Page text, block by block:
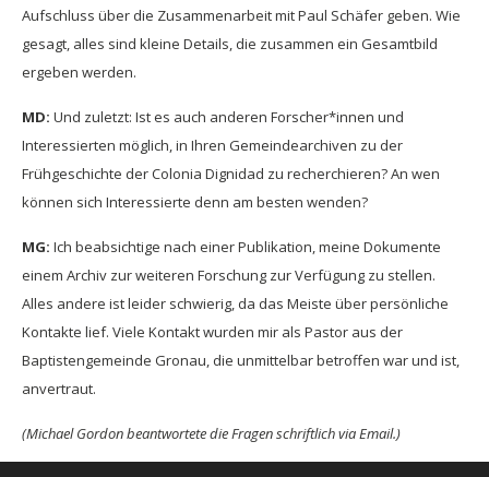
Aufschluss über die Zusammenarbeit mit Paul Schäfer geben. Wie
gesagt, alles sind kleine Details, die zusammen ein Gesamtbild
ergeben werden.
MD: Und zuletzt: Ist es auch anderen Forscher*innen und
Interessierten möglich, in Ihren Gemeindearchiven zu der
Frühgeschichte der Colonia Dignidad zu recherchieren? An wen
können sich Interessierte denn am besten wenden?
MG: Ich beabsichtige nach einer Publikation, meine Dokumente
einem Archiv zur weiteren Forschung zur Verfügung zu stellen.
Alles andere ist leider schwierig, da das Meiste über persönliche
Kontakte lief. Viele Kontakt wurden mir als Pastor aus der
Baptistengemeinde Gronau, die unmittelbar betroffen war und ist,
anvertraut.
(Michael Gordon beantwortete die Fragen schriftlich via Email.)